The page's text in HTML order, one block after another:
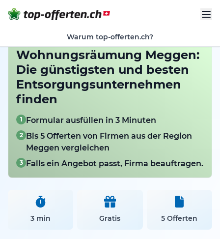
Warum top-offerten.ch?
Wohnungsräumung Meggen:
Die günstigsten und besten
Entsorgungsunternehmen
finden
1 Formular ausfüllen in 3 Minuten
2 Bis 5 Offerten von Firmen aus der Region
Meggen vergleichen
3 Falls ein Angebot passt, Firma beauftragen.
3 min Gratis 5 Offerten